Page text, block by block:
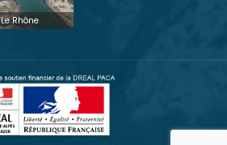
Le Rhône